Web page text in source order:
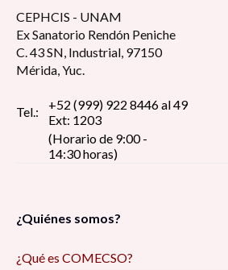
CEPHCIS - UNAM
Ex Sanatorio Rendón Peniche
C. 43 SN, Industrial, 97150
Mérida, Yuc.
Tel.:
+52 (999) 922 8446 al 49
Ext: 1203
(Horario de 9:00 -
14:30 horas)
¿Quiénes somos?
¿Qué es COMECSO?